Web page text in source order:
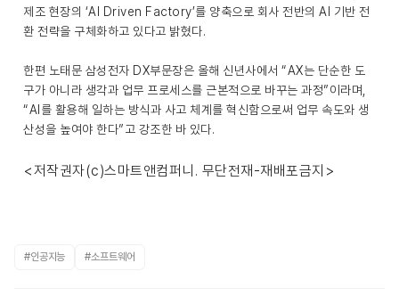
제조 현장의 ‘AI Driven Factory’를 양축으로 회사 전반의 AI 기반 전
환 전략을 구체화하고 있다고 밝혔다.
한편 노태문 삼성전자 DX부문장은 올해 신년사에서 “AX는 단순한 도
구가 아니라 생각과 업무 프로세스를 근본적으로 바꾸는 과정”이라며,
“AI를 활용해 일하는 방식과 사고 체계를 혁신함으로써 업무 속도와 생
산성을 높여야 한다”고 강조한 바 있다.
<저작권자(c)스마트앤컴퍼니. 무단전재-재배포금지>
#인공지능 #소프트웨어